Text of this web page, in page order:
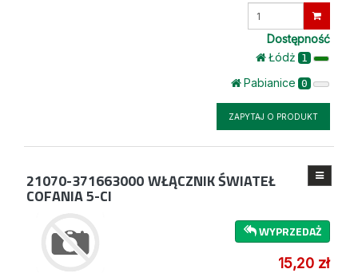
Dostępność
Łódż 1
Pabianice 0
ZAPYTAJ O PRODUKT
21070-371663000WŁĄCZNIK ŚWIATEŁ
COFANIA 5-CI
WYPRZEDAŻ
15,20 zł